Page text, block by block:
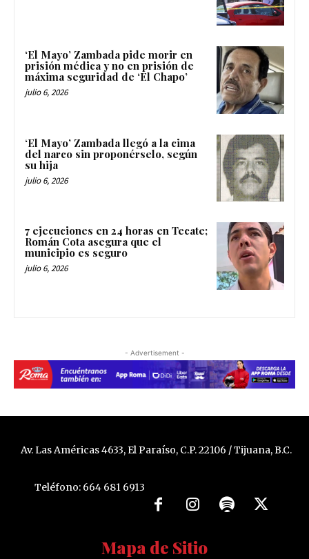
‘El Mayo’ Zambada pide morir en
prisión médica y no en prisión de
máxima seguridad de ‘El Chapo’
julio 6, 2026
‘El Mayo’ Zambada llegó a la cima
del narco sin proponérselo, según
su hija
julio 6, 2026
7 ejecuciones en 24 horas en Tecate;
Román Cota asegura que el
municipio es seguro
julio 6, 2026
- Advertisement -
Av. Las Américas 4633, El Paraíso, C.P. 22106 / Tijuana, B.C.
Teléfono: 664 681 6913
Mapa de Sitio